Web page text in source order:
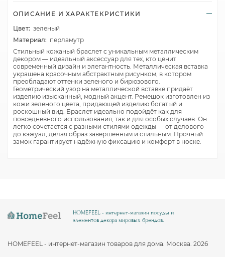
ОПИСАНИЕ И ХАРАКТЕКРИСТИКИ
Цвет: зеленый
Материал: перламутр
Стильный кожаный браслет с уникальным металлическим
декором — идеальный аксессуар для тех, кто ценит
современный дизайн и элегантность. Металлическая вставка
украшена красочным абстрактным рисунком, в котором
преобладают оттенки зеленого и бирюзового.
Геометрический узор на металлической вставке придаёт
изделию изысканный, модный акцент. Ремешок изготовлен из
кожи зеленого цвета, придающей изделию богатый и
роскошный вид. Браслет идеально подойдёт как для
повседневного использования, так и для особых случаев. Он
легко сочетается с разными стилями одежды — от делового
до кэжуал, делая образ завершённым и стильным. Прочный
замок гарантирует надёжную фиксацию и комфорт в носке.
HOMEFEEL - интернет-магазин посуды и
элементов декора мировых брендов.
HOMEFEEL - интернет-магазин товаров для дома. Москва. 2026